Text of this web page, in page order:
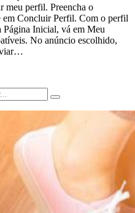
meu perfil. Preencha o
em Concluir Perfil. Com o perfil
Página Inicial, vá em Meu
No anúncio escolhido,